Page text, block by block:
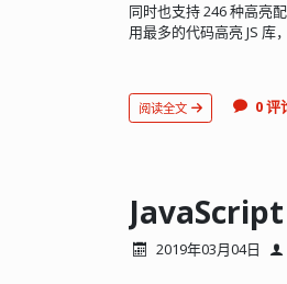
同时也支持 246 种高亮
用最多的代码高亮 JS 库
阅读全文 0 评
2019年03月04日